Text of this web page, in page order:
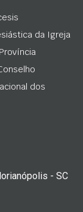
da Igreja
dos
- SC